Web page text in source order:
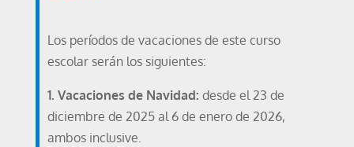
Los períodos de vacaciones de este curso
escolar serán los siguientes:
1.⁠ ⁠Vacaciones de Navidad: desde el 23 de
diciembre de 2025 al 6 de enero de 2026,
ambos inclusive.